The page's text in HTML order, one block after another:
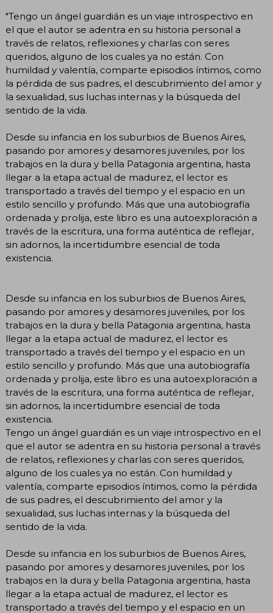
"Tengo un ángel guardián es un viaje introspectivo en
el que el autor se adentra en su historia personal a
través de relatos, reflexiones y charlas con seres
queridos, alguno de los cuales ya no están. Con
humildad y valentía, comparte episodios íntimos, como
la pérdida de sus padres, el descubrimiento del amor y
la sexualidad, sus luchas internas y la búsqueda del
sentido de la vida.
Desde su infancia en los suburbios de Buenos Aires,
pasando por amores y desamores juveniles, por los
trabajos en la dura y bella Patagonia argentina, hasta
llegar a la etapa actual de madurez, el lector es
transportado a través del tiempo y el espacio en un
estilo sencillo y profundo. Más que una autobiografía
ordenada y prolija, este libro es una autoexploración a
través de la escritura, una forma auténtica de reflejar,
sin adornos, la incertidumbre esencial de toda
existencia.
Desde su infancia en los suburbios de Buenos Aires,
pasando por amores y desamores juveniles, por los
trabajos en la dura y bella Patagonia argentina, hasta
llegar a la etapa actual de madurez, el lector es
transportado a través del tiempo y el espacio en un
estilo sencillo y profundo. Más que una autobiografía
ordenada y prolija, este libro es una autoexploración a
través de la escritura, una forma auténtica de reflejar,
sin adornos, la incertidumbre esencial de toda
existencia.
Tengo un ángel guardián es un viaje introspectivo en el
que el autor se adentra en su historia personal a través
de relatos, reflexiones y charlas con seres queridos,
alguno de los cuales ya no están. Con humildad y
valentía, comparte episodios íntimos, como la pérdida
de sus padres, el descubrimiento del amor y la
sexualidad, sus luchas internas y la búsqueda del
sentido de la vida.
Desde su infancia en los suburbios de Buenos Aires,
pasando por amores y desamores juveniles, por los
trabajos en la dura y bella Patagonia argentina, hasta
llegar a la etapa actual de madurez, el lector es
transportado a través del tiempo y el espacio en un